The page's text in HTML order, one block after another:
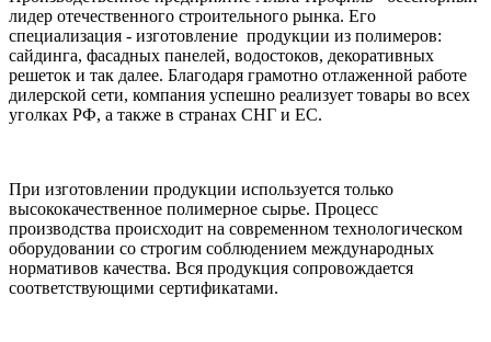
лидер отечественного строительного рынка. Его
специализация - изготовление продукции из полимеров:
сайдинга, фасадных панелей, водостоков, декоративных
решеток и так далее. Благодаря грамотно отлаженной работе
дилерской сети, компания успешно реализует товары во всех
уголках РФ, а также в странах СНГ и ЕС.
При изготовлении продукции используется только
высококачественное полимерное сырье. Процесс
производства происходит на современном технологическом
оборудовании со строгим соблюдением международных
нормативов качества. Вся продукция сопровождается
соответствующими сертификатами.